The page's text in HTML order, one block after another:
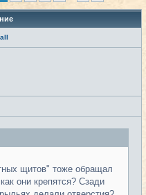
щитов" тоже обращал
они крепятся? Сзади